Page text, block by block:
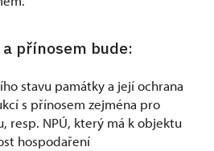
přínosem bude:
stavu památky a její ochrana
s přínosem zejména pro
resp. NPÚ, který má k objektu
hospodaření